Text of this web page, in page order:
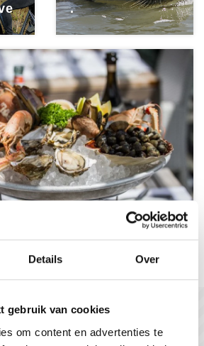
Details Over
gebruik van cookies
om content en advertenties te
.
met...